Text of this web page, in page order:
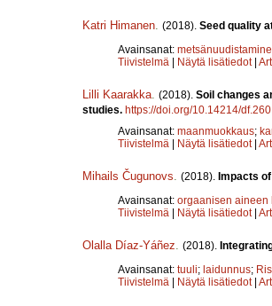
Katri Himanen (2018). Seed quality
Avainsanat:
Tiivistelmä | Näytä lisätiedot |
Lilli Kaarakka (2018). Soil changes
studies. https://doi.org/10.14214/df.260
Avainsanat: maanmuokkaus;
Tiivistelmä | Näytä lisätiedot |
Mihails Čugunovs (2018). Impacts
Avainsanat: orgaanisen aineen
Tiivistelmä | Näytä lisätiedot |
Olalla Díaz-Yáñez (2018).
Avainsanat: tuuli; laidunnus;
Tiivistelmä | Näytä lisätiedot |